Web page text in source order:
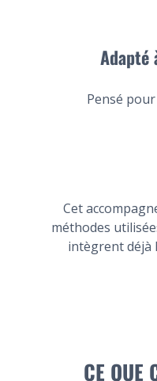
Adapté
Pensé
Cet
méthodes
intègrent déjà
CE QUE